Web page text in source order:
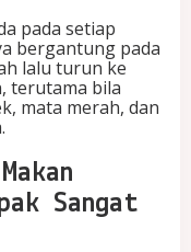
pada setiap
bergantung pada
lalu turun ke
terutama bila
mata merah, dan
Sangat